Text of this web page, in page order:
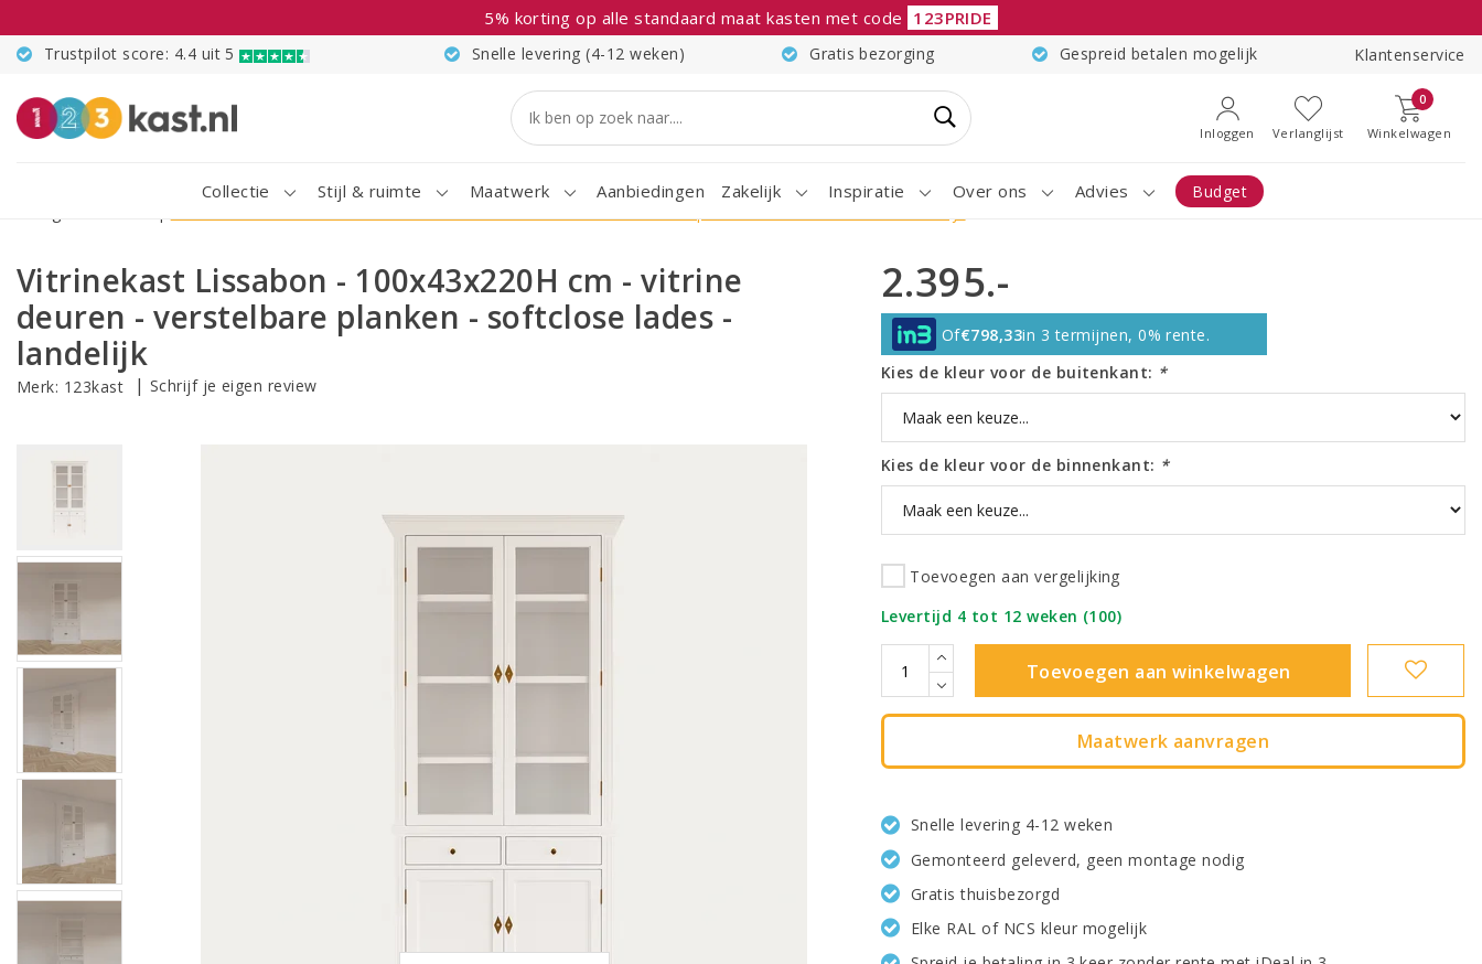
5% korting op alle standaard maat kasten met code 123PRIDE
Trustpilot score: 4.4 uit 5 Snelle levering (4-12 weken) Gratis bezorging Gespreid betalen mogelijk Klantenservice
Inloggen Verlanglijst
0
Winkelwagen
Collectie Stijl & ruimte Maatwerk Aanbiedingen Zakelijk Inspiratie Over ons Advies
Budget
Vitrinekast Lissabon - 100x43x220H cm - vitrine
deuren - verstelbare planken - softclose lades -
landelijk
Merk: 123kast | Schrijf je eigen review
2.395.-
Of€798,33in 3 termijnen, 0% rente.
Kies de kleur voor de buitenkant: *
Kies de kleur voor de binnenkant: *
Toevoegen aan vergelijking
Levertijd 4 tot 12 weken (100)
Toevoegen aan winkelwagen
Maatwerk aanvragen
Snelle levering 4-12 weken
Gemonteerd geleverd, geen montage nodig
Gratis thuisbezorgd
Elke RAL of NCS kleur mogelijk